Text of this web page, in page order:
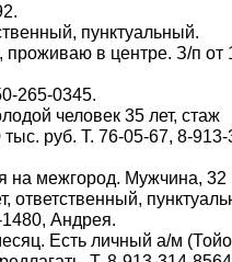
пунктуальный.
проживаю в центре. З/п от
265-0345.
человек 35 лет, стаж
руб. Т. 76-05-67, 8-
на межгород. Мужчина, 32
ответственный,
Андрея.
Есть личный а/м